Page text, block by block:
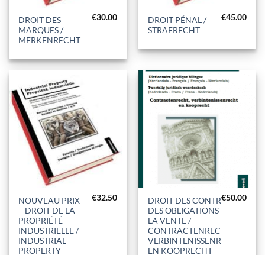
DROIT DES
MARQUES /
MERKENRECHT
€30.00
DROIT PÉNAL /
STRAFRECHT
€45.00
NOUVEAU PRIX
– DROIT DE LA
PROPRIÉTÉ
INDUSTRIELLE /
INDUSTRIAL
PROPERTY
€32.50
DROIT DES CONTRATS,
DES OBLIGATIONS ET DE
LA VENTE /
CONTRACTENRECHT,
VERBINTENISSENRECHT
EN KOOPRECHT
€50.00